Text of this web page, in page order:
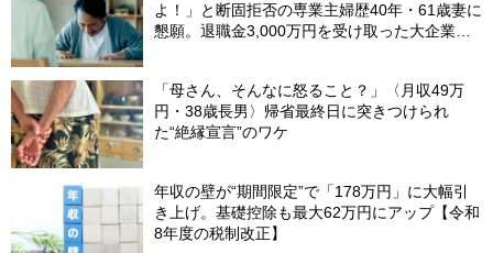
よ！」と断固拒否の専業主婦歴40年・61歳妻に
懇願。退職金3,000万円を受け取った大企業元
「母さん、そんなに怒ること？」〈月収49万
円・38歳長男〉帰省最終日に突きつけられ
た“絶縁宣言”のワケ
年収の壁が“期間限定”で「178万円」に大幅引
き上げ。基礎控除も最大62万円にアップ【令和
8年度の税制改正】